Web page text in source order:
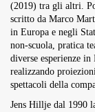
(2019) tra gli altri.
scritto da Marco
in Europa e negli
non-scuola, pratica
diverse esperienze
realizzando
spettacoli della
Jens Hillje dal 1990